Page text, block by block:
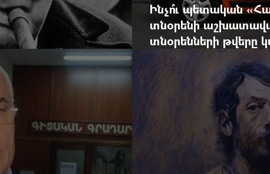
Ինչո՞ւ պետական
տնօրենի
տնօրենների
արդյունքով